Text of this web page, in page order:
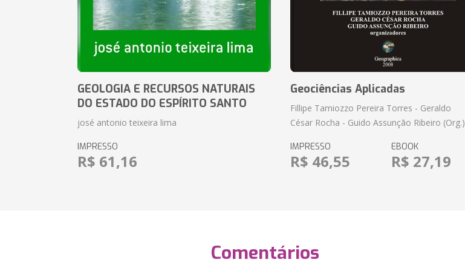
GEOLOGIA E RECURSOS NATURAIS
DO ESTADO DO ESPÍRITO SANTO
josé antonio teixeira lima
IMPRESSO
R$ 61,16
Geociências Aplicadas
Fillipe Tamiozzo Pereira Torres - Geraldo
César Rocha - Guido Assunção Ribeiro (Org.)
IMPRESSO
R$ 46,55
EBOOK
R$ 27,19
Comentários